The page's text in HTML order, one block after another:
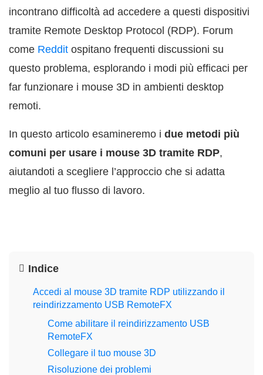
incontrano difficoltà ad accedere a questi dispositivi
tramite Remote Desktop Protocol (RDP). Forum
come Reddit ospitano frequenti discussioni su
questo problema, esplorando i modi più efficaci per
far funzionare i mouse 3D in ambienti desktop
remoti.
In questo articolo esamineremo i due metodi più
comuni per usare i mouse 3D tramite RDP,
aiutandoti a scegliere l’approccio che si adatta
meglio al tuo flusso di lavoro.
Indice
Accedi al mouse 3D tramite RDP utilizzando il
reindirizzamento USB RemoteFX
Come abilitare il reindirizzamento USB
RemoteFX
Collegare il tuo mouse 3D
Risoluzione dei problemi